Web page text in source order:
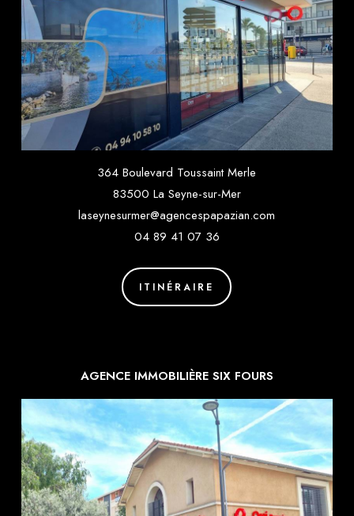
364 Boulevard Toussaint Merle
83500 La Seyne-sur-Mer
laseynesurmer@agencespapazian.com
04 89 41 07 36
ITINÉRAIRE
AGENCE IMMOBILIÈRE SIX FOURS